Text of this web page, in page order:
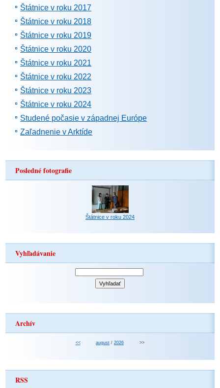
Štátnice v roku 2017
Štátnice v roku 2018
Štátnice v roku 2019
Štátnice v roku 2020
Štátnice v roku 2021
Štátnice v roku 2022
Štátnice v roku 2023
Štátnice v roku 2024
Studené počasie v západnej Európe
Zaľadnenie v Arktíde
Posledné fotografie
Štátnice v roku 2024
Vyhľadávanie
Archív
<< august / 2026 >>
RSS